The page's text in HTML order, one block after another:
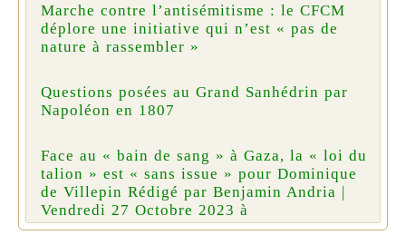
Marche contre l’antisémitisme : le CFCM
déplore une initiative qui n’est « pas de
nature à rassembler »
Questions posées au Grand Sanhédrin par
Napoléon en 1807
Face au « bain de sang » à Gaza, la « loi du
talion » est « sans issue » pour Dominique
de Villepin Rédigé par Benjamin Andria |
Vendredi 27 Octobre 2023 à